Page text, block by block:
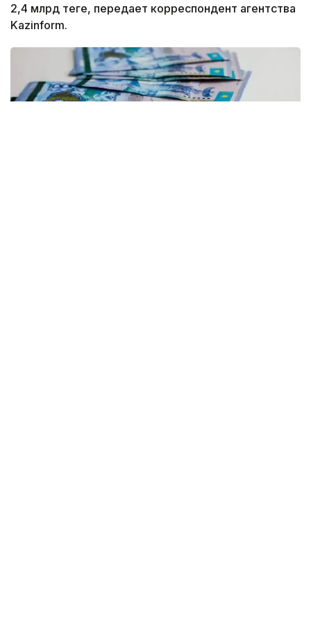
2,4 млрд теңге, передает корреспондент агентства
Kazinform.